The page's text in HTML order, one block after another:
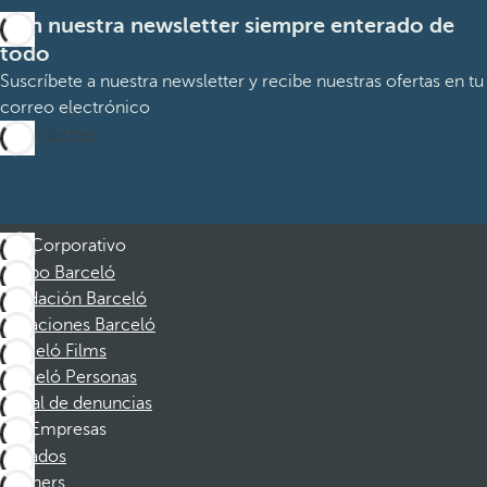
Con nuestra newsletter siempre enterado de
todo
Suscríbete a nuestra newsletter y recibe nuestras ofertas en tu
correo electrónico
Suscribirme
Corporativo
Grupo Barceló
Fundación Barceló
Vacaciones Barceló
Barceló Films
Barceló Personas
Canal de denuncias
Empresas
Afiliados
Partners